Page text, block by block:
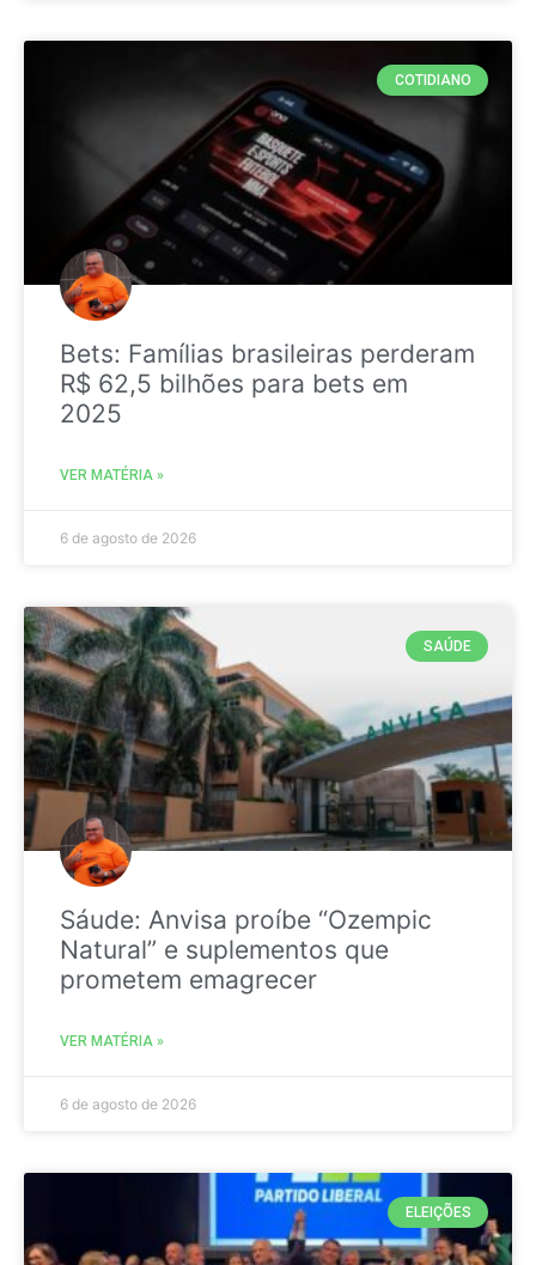
COTIDIANO
Bets: Famílias brasileiras perderam
R$ 62,5 bilhões para bets em
2025
VER MATÉRIA »
6 de agosto de 2026
SAÚDE
Sáude: Anvisa proíbe “Ozempic
Natural” e suplementos que
prometem emagrecer
VER MATÉRIA »
6 de agosto de 2026
ELEIÇÕES